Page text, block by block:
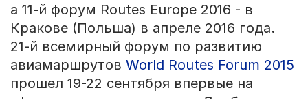
а 11-й форум Routes Europe 2016 - в
Кракове (Польша) в апреле 2016 года.
21-й всемирный форум по развитию
авиамаршрутов World Routes Forum 2015
прошел 19-22 сентября впервые на